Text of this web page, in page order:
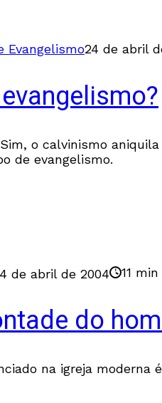
Evangelismo24 de abril
o calvinismo
de evangelismo.
de abril de 2004 11
do
na igreja